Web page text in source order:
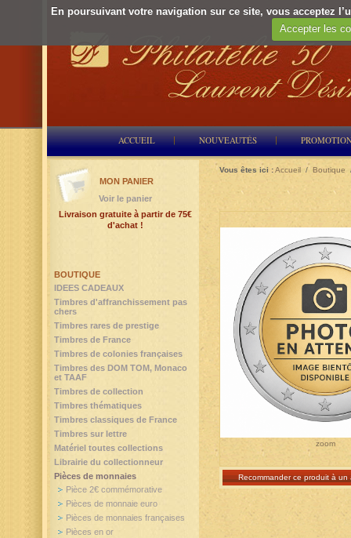
En poursuivant votre navigation sur ce site, vous acceptez
Accepter les
ACCUEIL NOUVEAUTÉS
Vous êtes ici :Accueil / Boutique
zoom
Recommander ce produit à un
BOUTIQUE
IDEES CADEAUX
Timbres d'affranchissement pas
chers
Timbres rares de prestige
Timbres de France
Timbres de colonies françaises
Timbres des DOM TOM, Monaco
et TAAF
Timbres de collection
Timbres thématiques
Timbres classiques de France
Timbres sur lettre
Matériel toutes collections
Librairie du collectionneur
Pièces de monnaies
Pièce 2€ commémorative
Pièces de monnaie euro
Pièces de monnaies françaises
Pièces en or
MON PANIER
Voir le panier
Livraison gratuite à partir de 75€
d'achat !